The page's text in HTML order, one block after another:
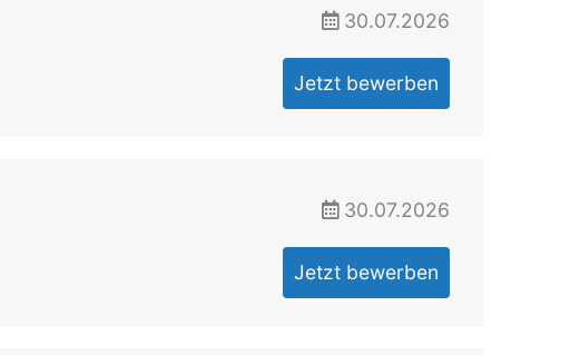
30.07.2026
Jetzt bewerben
30.07.2026
Jetzt bewerben